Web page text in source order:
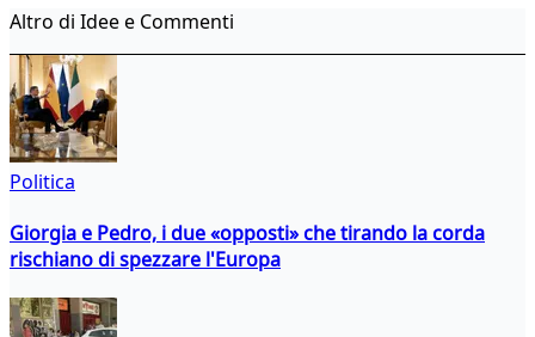
Altro di Idee e Commenti
Politica
Giorgia e Pedro, i due «opposti» che tirando la corda
rischiano di spezzare l'Europa